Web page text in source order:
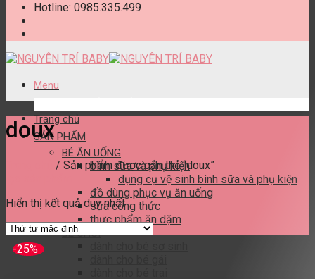
Hotline: 0985.335.499
Menu
Trang chủ
SẢN PHẨM
BÉ ĂN UỐNG
bình sữa và phụ kiện
dụng cụ vệ sinh bình sữa và phụ kiện
đồ dùng phục vụ ăn uống
sữa công thức
thực phẩm ăn dặm
BÉ CHƠI
doux
/ Sản phẩm được gắn thẻ “doux”
Hiển thị kết quả duy nhất
-25%